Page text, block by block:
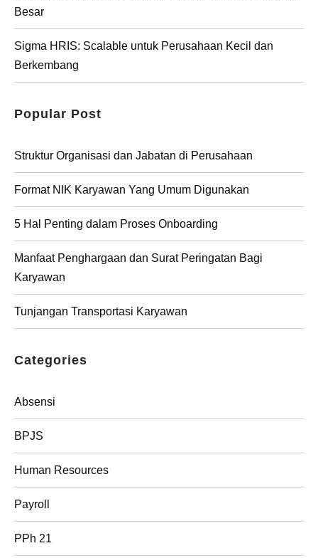
Besar
Sigma HRIS: Scalable untuk Perusahaan Kecil dan
Berkembang
Popular Post
Struktur Organisasi dan Jabatan di Perusahaan
Format NIK Karyawan Yang Umum Digunakan
5 Hal Penting dalam Proses Onboarding
Manfaat Penghargaan dan Surat Peringatan Bagi
Karyawan
Tunjangan Transportasi Karyawan
Categories
Absensi
BPJS
Human Resources
Payroll
PPh 21